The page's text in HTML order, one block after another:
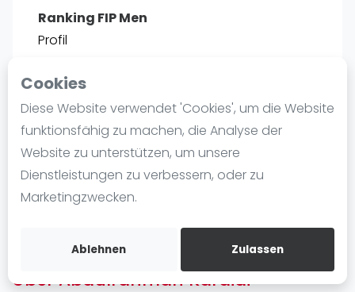
Cookies
Diese Website verwendet 'Cookies', um die Website
funktionsfähig zu machen, die Analyse der
Website zu unterstützen, um unsere
Dienstleistungen zu verbessern, oder zu
Marketingzwecken.
Ablehnen Zulassen
Frauen
FIP Männer
Blog
Die Geschichte von Padel
Regeln und Punktzählung
Padel Schläge
Video
Ranking FIP Men
Profil
POSITIE
#2466 0
Bist duAbdulrahman Karaidi
Kostenloses Konto erstellen
Über Abdulrahman Karaidi